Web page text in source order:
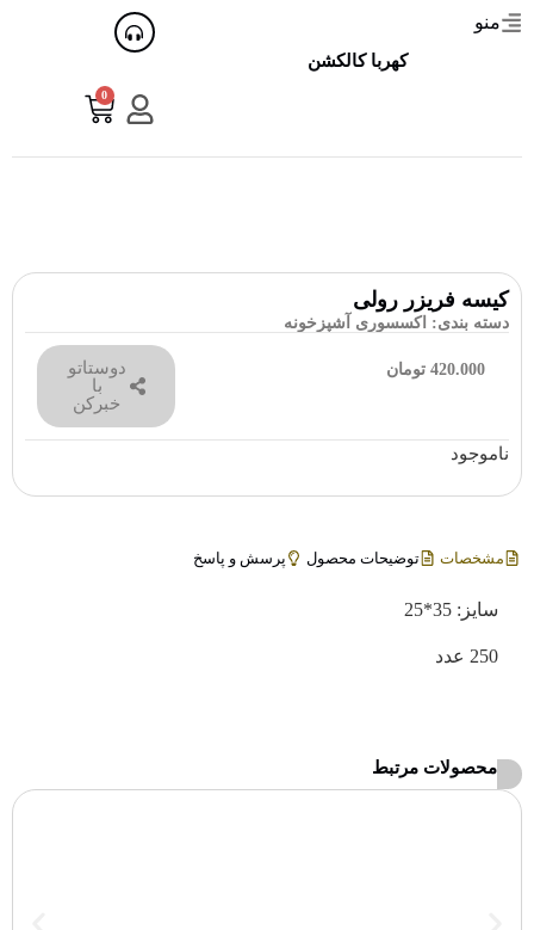
منو
کهربا کالکشن
0
کیسه فریزر رولی
دسته بندی: اکسسوری آشپزخونه
420.000 تومان
دوستاتو
با
خبرکن
ناموجود
مشخصات توضیحات محصول پرسش و پاسخ
سایز: 35*25
250 عدد
محصولات مرتبط